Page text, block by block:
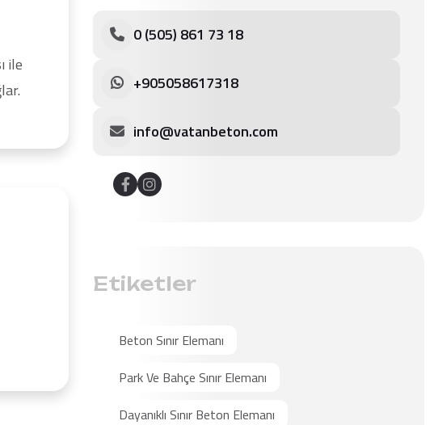
ile
0 (505) 861 73 18
+905058617318
info@vatanbeton.com
Etiketler
Beton Sınır Elemanı
Park Ve Bahçe Sınır Elemanı
Dayanıklı Sınır Beton Elemanı